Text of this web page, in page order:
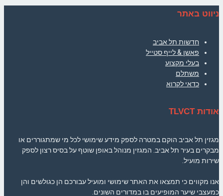
ניווט באתר
חדשות תל אביב
פאשן & לייף סטייל
בעלי מקצוע
משתלם
כדאי לקרוא
אודות TLVCT
מגזין תל אביב הוקם במטרה לספק מידע שימושי לכל מי שמתגוררים או
מבקרים בעיר תל אביב. המגזין מנוהל באופן שוטף על בסיס רצון לספק
שירות מועיל.
אנו מקווים כי תמצאו את האתר שימושי ומועיל עבורכם הן כגולשים והן
כמעצבי שיער המופיעים בו במדורים השונים.